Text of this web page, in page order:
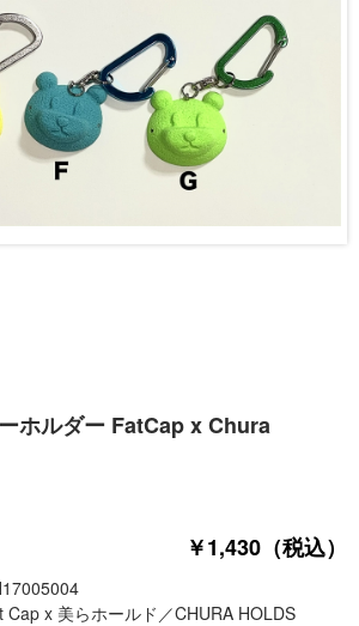
ホルダー FatCap x Chura
￥1,430（税込）
Cap x 美らホールド／CHURA HOLDS